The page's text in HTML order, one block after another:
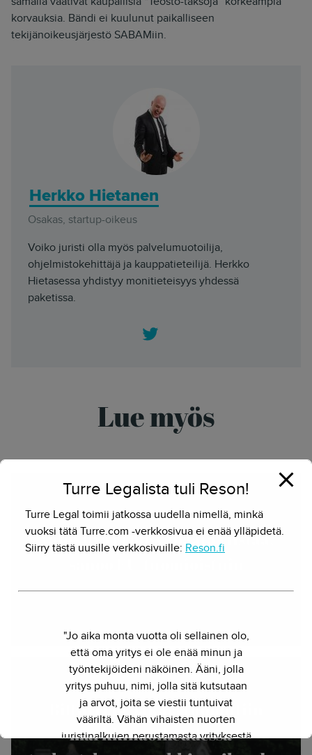
korvauksia. Bändi ei kuulunut paikalliseen
tekijänoikeusjärjestö SABAMiin.
Herkko Hietanen
Osakas, startup-oikeus
Voiko juristi olla myös palvelumuotoilija,
ohjelmistokehittäjä ja kauppatieteilijä. Herkko
Hietasessa yhdistyy monitieteisyys yhdessä
paketissa.
Lue myös
Valokuva ei ole vapaata riistaa,
Herkko Hietanen - 8.8.2018
Bittorrent-jakaja tuomittiin
markkinaoikeudessa –
Turre Legalista tuli Reson!
Turre Legal toimii jatkossa uudella nimellä, minkä
vuoksi tätä Turre.com -verkkosivua ei enää ylläpidetä.
Siirry tästä uusille verkkosivuille: Reson.fi
"Jo aika monta vuotta oli sellainen olo,
että oma yritys ei ole enää minun ja
työntekijöideni näköinen. Ääni, jolla
yritys puhuu, nimi, jolla sitä kutsutaan
ja arvot, joita se viestii tuntuivat
vääriltä. Vähän vihaisten nuorten
juristinalkujen perustamasta yrityksestä